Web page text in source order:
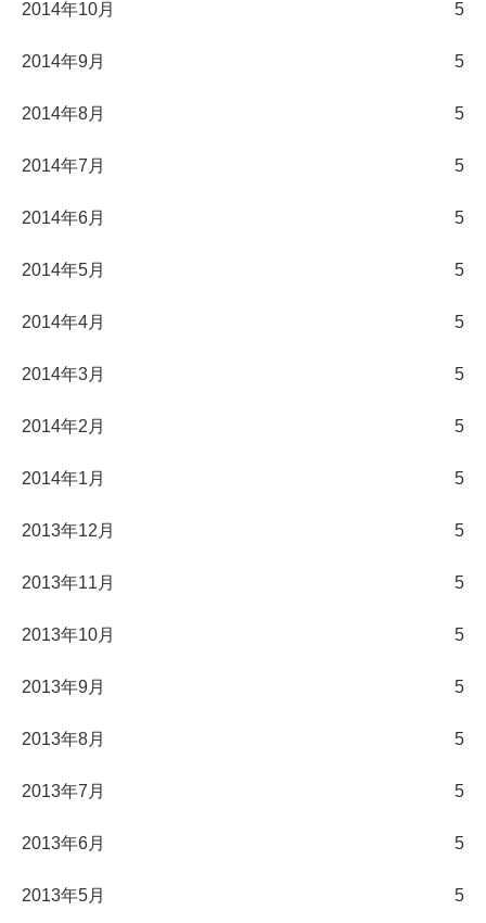
2014年10月 5
2014年9月 5
2014年8月 5
2014年7月 5
2014年6月 5
2014年5月 5
2014年4月 5
2014年3月 5
2014年2月 5
2014年1月 5
2013年12月 5
2013年11月 5
2013年10月 5
2013年9月 5
2013年8月 5
2013年7月 5
2013年6月 5
2013年5月 5